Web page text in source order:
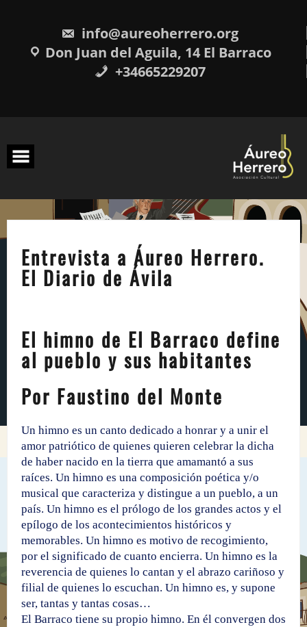
info@aureoherrero.org
Don Juan del Aguila, 14 El Barraco
+34665229207
Entrevista a Áureo Herrero.
El Diario de Ávila
El himno de El Barraco define
al pueblo y sus habitantes
Por Faustino del Monte
Un himno es un canto dedicado a honrar y a unir el
amor patriótico de quienes quieren celebrar la dicha
de haber nacido en la tierra que amamantó a sus
raíces. Un himno es una composición poética y/o
musical que caracteriza y distingue a un pueblo, a un
país. Un himno es el prólogo de los grandes actos y el
epílogo de los acontecimientos históricos y
memorables. Un himno es motivo de recogimiento,
por el significado de cuanto encierra. Un himno es la
reverencia de quienes lo cantan y el abrazo cariñoso y
filial de quienes lo escuchan. Un himno es, y supone
ser, tantas y tantas cosas…
El Barraco tiene su propio himno. En él convergen dos